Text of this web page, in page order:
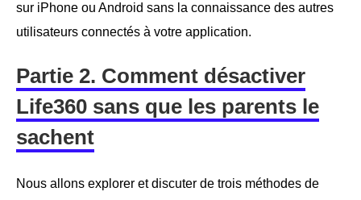
sur iPhone ou Android sans la connaissance des autres
utilisateurs connectés à votre application.
Partie 2. Comment désactiver
Life360 sans que les parents le
sachent
Nous allons explorer et discuter de trois méthodes de